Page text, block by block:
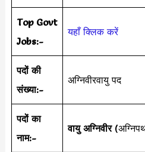
Top Govt
Jobs:-
यहाँ क्लिक करें
पदों की
संख्या:-
अग्निवीरवायु पद
पदों का
नाम:-
वायु अग्निवीर